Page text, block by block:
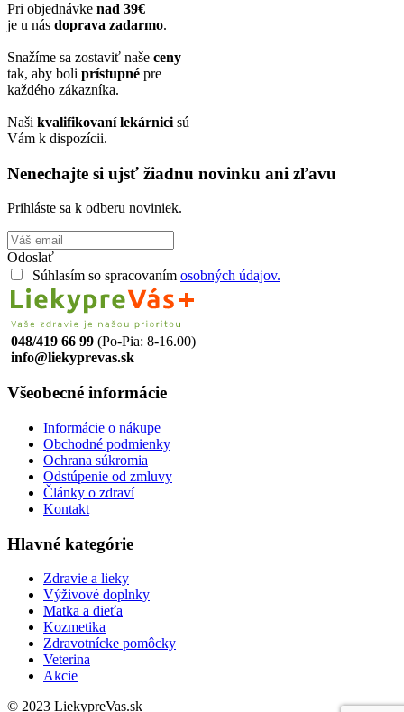
Pri objednávke nad 39€
je u nás doprava zadarmo.
Snažíme sa zostaviť naše ceny
tak, aby boli prístupné pre
každého zákazníka.
Naši kvalifikovaní lekárnici sú
Vám k dispozícii.
Nenechajte si ujsť žiadnu novinku ani zľavu
Prihláste sa k odberu noviniek.
Odoslať
Súhlasím so spracovaním osobných údajov.
048/419 66 99 (Po-Pia: 8-16.00)
info@liekyprevas.sk
Všeobecné informácie
Informácie o nákupe
Obchodné podmienky
Ochrana súkromia
Odstúpenie od zmluvy
Články o zdraví
Kontakt
Hlavné kategórie
Zdravie a lieky
Výživové doplnky
Matka a dieťa
Kozmetika
Zdravotnícke pomôcky
Veterina
Akcie
© 2023 LiekypreVas.sk